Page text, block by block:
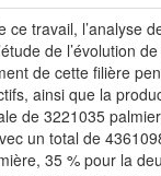
ce travail, l’analyse
de l’évolution
de cette filière
ainsi que la
de 3221035
un total de
35 % pour la